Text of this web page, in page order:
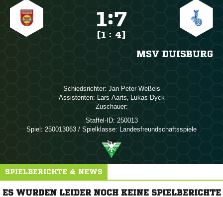
:
[1 : 4]
MSV DUISBURG
Schiedsrichter:   
Assistenten:  ,  
Zuschauer:
Staffel-ID: 250013
Spiel: 250013063 / Spielklasse: Landesfreundschaftsspiele
SPIELBERICHTE & NEWS
ES WURDEN LEIDER NOCH KEINE SPIELBERICHTE